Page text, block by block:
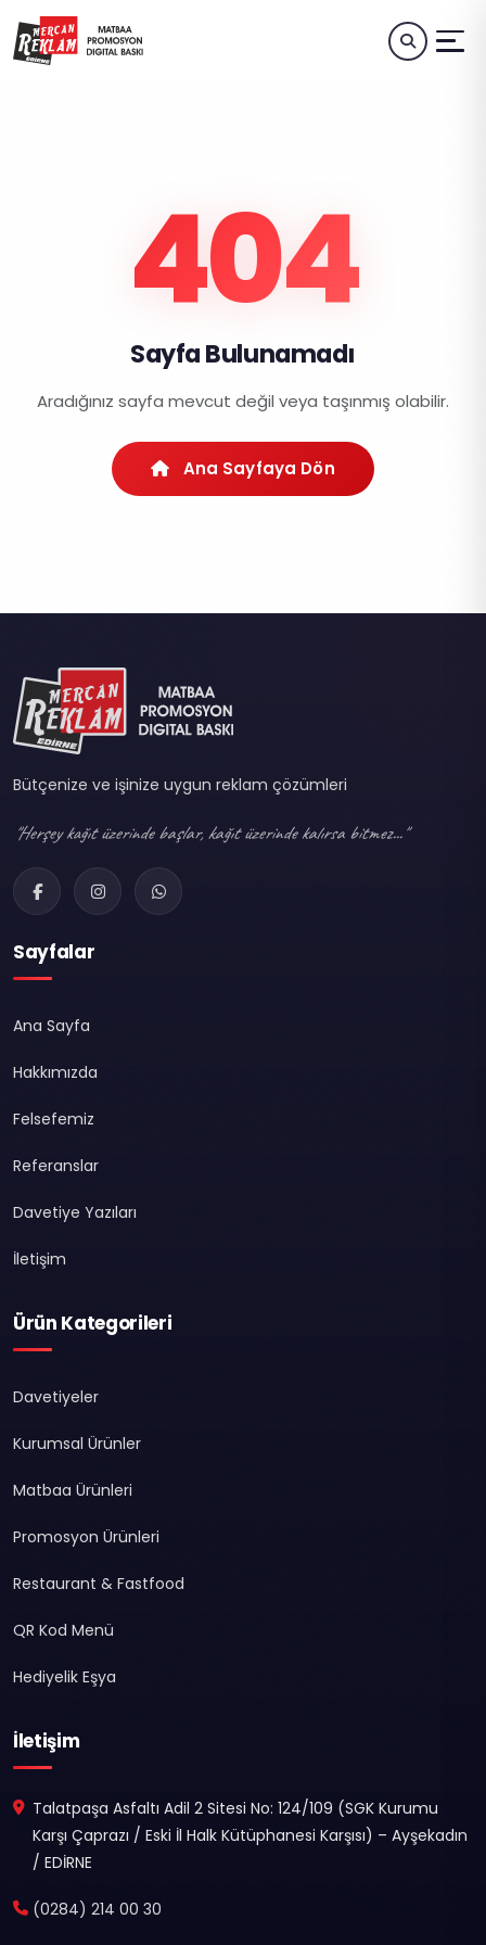
404
Sayfa Bulunamadı
Aradığınız sayfa mevcut değil veya taşınmış olabilir.
Ana Sayfaya Dön
Bütçenize ve işinize uygun reklam çözümleri
"Herşey kağıt üzerinde başlar, kağıt üzerinde kalırsa bitmez..."
Sayfalar
Ana Sayfa
Hakkımızda
Felsefemiz
Referanslar
Davetiye Yazıları
İletişim
Ürün Kategorileri
Davetiyeler
Kurumsal Ürünler
Matbaa Ürünleri
Promosyon Ürünleri
Restaurant & Fastfood
QR Kod Menü
Hediyelik Eşya
İletişim
Talatpaşa Asfaltı Adil 2 Sitesi No: 124/109 (SGK Kurumu
Karşı Çaprazı / Eski İl Halk Kütüphanesi Karşısı) – Ayşekadın
/ EDİRNE
(0284) 214 00 30